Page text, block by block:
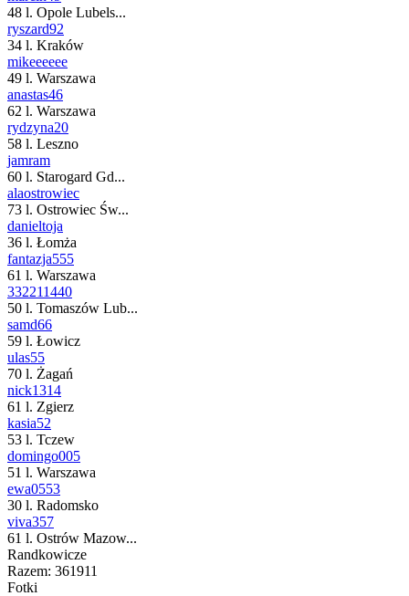
48 l. Opole Lubels...
ryszard92
34 l. Kraków
mikeeeeee
49 l. Warszawa
anastas46
62 l. Warszawa
rydzyna20
58 l. Leszno
jamram
60 l. Starogard Gd...
alaostrowiec
73 l. Ostrowiec Św...
danieltoja
36 l. Łomża
fantazja555
61 l. Warszawa
332211440
50 l. Tomaszów Lub...
samd66
59 l. Łowicz
ulas55
70 l. Żagań
nick1314
61 l. Zgierz
kasia52
53 l. Tczew
domingo005
51 l. Warszawa
ewa0553
30 l. Radomsko
viva357
61 l. Ostrów Mazow...
Randkowicze
Razem: 361911
Fotki